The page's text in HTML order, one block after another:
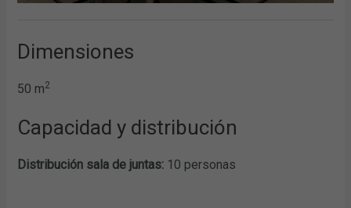
Dimensiones
50 m2
Capacidad y distribución
Distribución sala de juntas: 10 personas